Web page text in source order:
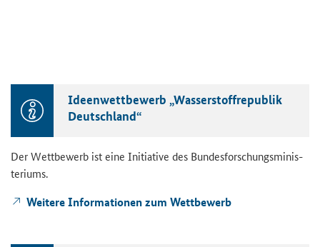
Ideen­wett­be­werb „Was­ser­stoff­re­pu­blik
Deutsch­land“
Der Wett­be­werb ist eine In­itia­ti­ve des Bun­des­for­schungs­mi­nis­
te­ri­ums.
Wei­te­re In­for­ma­tio­nen zum Wett­be­werb